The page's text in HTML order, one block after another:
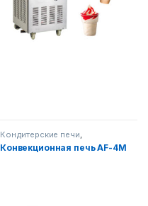
Кондитерские печи
Оборудование на складе
Пищевое оборудование
Конвекционная печь AF-4M